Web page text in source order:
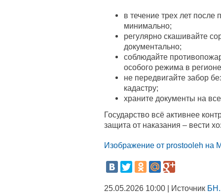
в течение трех лет после
минимально;
регулярно скашивайте
документально;
соблюдайте
особого режима в
не передвигайте забор
кадастру;
храните документы на
Государство всё активнее
защита от наказания – вести
Изображение от prostooleh на
25.05.2026 10:00 | Источник